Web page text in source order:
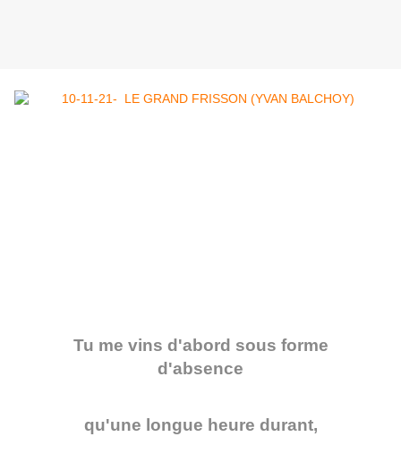
Tu me vins d'abord sous forme
d'absence
qu'une longue heure durant,